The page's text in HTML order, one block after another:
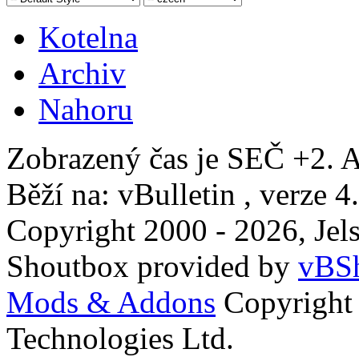
Kotelna
Archiv
Nahoru
Zobrazený čas je SEČ +2.
Běží na: vBulletin , verze
Copyright 2000 - 2026,
Shoutbox provided by
Mods & Addons
Technologies Ltd.